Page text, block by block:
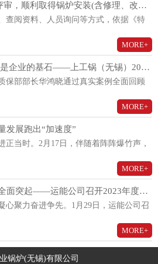
利取得锅炉安装(含修理、改造)(A)许可证！
查阅资料、人员询问等方式，依据《特
MORE+
石——上工锅（无锡）2024年度质量大会隆重召开
保部部长华鸿晓通过真实案例全面回顾
MORE+
发展跑出“加速度”
正当时。2月17日，伴随着阵阵爆竹声，
MORE+
能公司召开2023年度总结暨2024年度工作动员大会
心聚力奋进争先。1月29日，运能公司召
MORE+
锅炉(无锡)有限公司